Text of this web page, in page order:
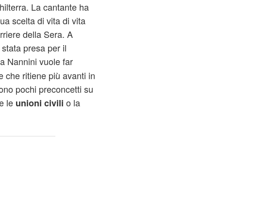
La cantante ha
scelta di vita di vita
della Sera. A
presa per il
Nannini vuole far
che ritiene più avanti in
pochi preconcetti su
le unioni civili o la